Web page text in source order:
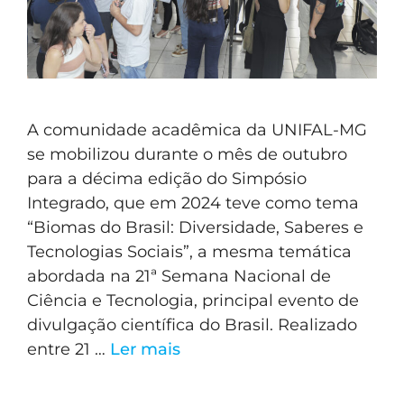
A comunidade acadêmica da UNIFAL-MG
se mobilizou durante o mês de outubro
para a décima edição do Simpósio
Integrado, que em 2024 teve como tema
“Biomas do Brasil: Diversidade, Saberes e
Tecnologias Sociais”, a mesma temática
abordada na 21ª Semana Nacional de
Ciência e Tecnologia, principal evento de
divulgação científica do Brasil. Realizado
entre 21 … Ler mais